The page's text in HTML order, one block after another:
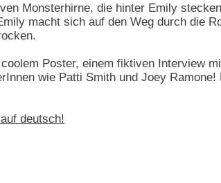
Monsterhirne, die hinter Emily
macht sich auf den Weg durch die
Poster, einem fiktiven Interview
wie Patti Smith und Joey Ramone!
deutsch!